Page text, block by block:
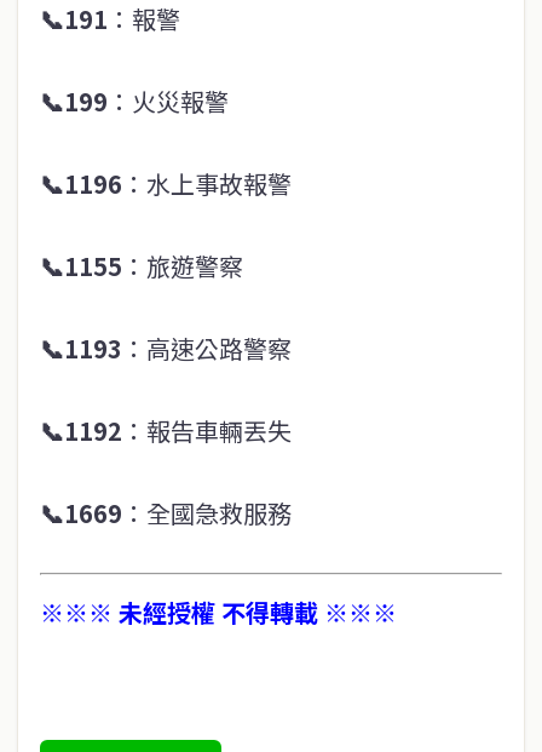
📞191 ：報警
📞199 ：火災報警
📞1196 ：水上事故報警
📞1155 ：旅遊警察
📞1193 ：高速公路警察
📞1192 ：報告車輛丟失
📞1669 ：全國急救服務
※※※ 未經授權 不得轉載 ※※※